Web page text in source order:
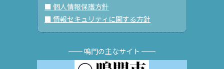
■ 個人情報保護方針
■ 情報セキュリティに関する方針
── 鳴門の主なサイト ──